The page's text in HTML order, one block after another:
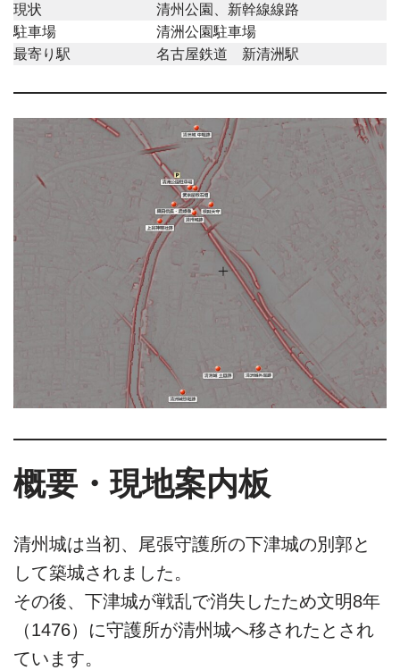
現状
清州公園、新幹線線路
駐車場
清洲公園駐車場
最寄り駅
名古屋鉄道 新清洲駅
概要・現地案内板
清州城は当初、尾張守護所の下津城の別郭と
して築城されました。
その後、下津城が戦乱で消失したため文明8年
（1476）に守護所が清州城へ移されたとされ
ています。